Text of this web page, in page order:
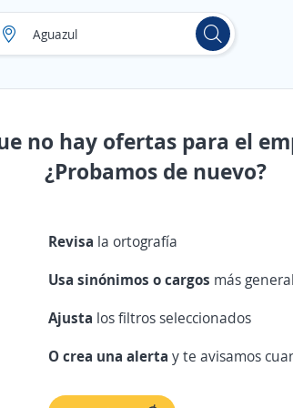
no hay ofertas para el
¿Probamos de nuevo?
Revisa la ortografía
Usa sinónimos o cargos más
Ajusta los filtros seleccionados
O crea una alertay te avisamos